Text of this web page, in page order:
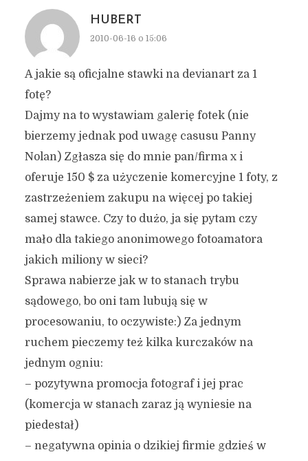
HUBERT
2010-06-16 o 15:06
A jakie są oficjalne stawki na devianart za 1
fotę?
Dajmy na to wystawiam galerię fotek (nie
bierzemy jednak pod uwagę casusu Panny
Nolan) Zgłasza się do mnie pan/firma x i
oferuje 150 $ za użyczenie komercyjne 1 foty, z
zastrzeżeniem zakupu na więcej po takiej
samej stawce. Czy to dużo, ja się pytam czy
mało dla takiego anonimowego fotoamatora
jakich miliony w sieci?
Sprawa nabierze jak w to stanach trybu
sądowego, bo oni tam lubują się w
procesowaniu, to oczywiste:) Za jednym
ruchem pieczemy też kilka kurczaków na
jednym ogniu:
– pozytywna promocja fotograf i jej prac
(komercja w stanach zaraz ją wyniesie na
piedestał)
– negatywna opinia o dzikiej firmie gdzieś w